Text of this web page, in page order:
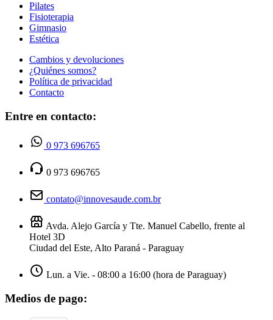
Pilates
Fisioterapia
Gimnasio
Estética
Cambios y devoluciones
¿Quiénes somos?
Política de privacidad
Contacto
Entre en contacto:
0 973 696765
0 973 696765
contato@innovesaude.com.br
Avda. Alejo García y Tte. Manuel Cabello, frente al
Hotel 3D
Ciudad del Este, Alto Paraná - Paraguay
Lun. a Vie. - 08:00 a 16:00 (hora de Paraguay)
Medios de pago: